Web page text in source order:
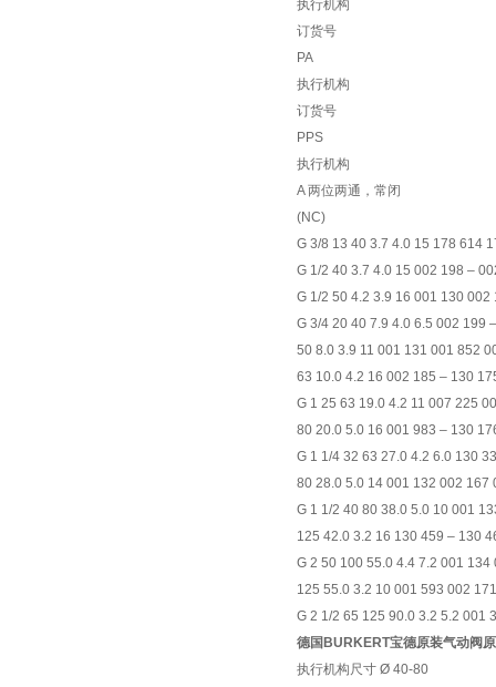
执行机构
订货号
PA
执行机构
订货号
PPS
执行机构
A 两位两通，常闭
(NC)
G 3/8 13 40 3.7 4.0 15 178 614
G 1/2 40 3.7 4.0 15 002 198 –
G 1/2 50 4.2 3.9 16 001 130
G 3/4 20 40 7.9 4.0 6.5 002 199
50 8.0 3.9 11 001 131 001 852
63 10.0 4.2 16 002 185 – 130
G 1 25 63 19.0 4.2 11 007 225
80 20.0 5.0 16 001 983 – 130
G 1 1/4 32 63 27.0 4.2 6.0 130
80 28.0 5.0 14 001 132 002 167
G 1 1/2 40 80 38.0 5.0 10 001
125 42.0 3.2 16 130 459 – 130
G 2 50 100 55.0 4.4 7.2 001
125 55.0 3.2 10 001 593 002
G 2 1/2 65 125 90.0 3.2 5.2 001
德国BURKERT宝德原装气动阀
执行机构尺寸 Ø 40-80